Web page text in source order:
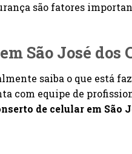
são fatores
São José dos
saiba o que está
com equipe de
de celular em São